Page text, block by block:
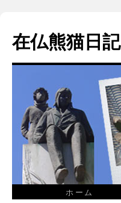
在仏熊猫日記
ホーム